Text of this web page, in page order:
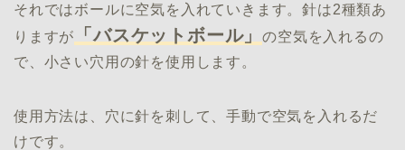
それではボールに空気を入れていきます。針は2種類あ
りますが
「バスケットボール」の空気を入れるの
で、小さい穴用の針を使用します。
使用方法は、穴に針を刺して、手動で空気を入れるだ
けです。